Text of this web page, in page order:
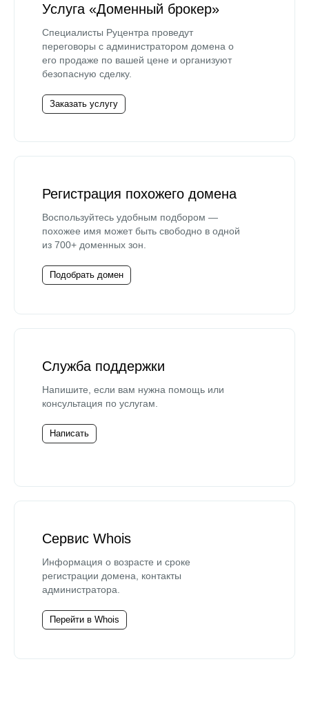
Услуга «Доменный брокер»
Специалисты Руцентра проведут
переговоры с администратором домена о
его продаже по вашей цене и организуют
безопасную сделку.
Заказать услугу
Регистрация похожего домена
Воспользуйтесь удобным подбором —
похожее имя может быть свободно в одной
из 700+ доменных зон.
Подобрать домен
Служба поддержки
Напишите, если вам нужна помощь или
консультация по услугам.
Написать
Сервис Whois
Информация о возрасте и сроке
регистрации домена, контакты
администратора.
Перейти в Whois